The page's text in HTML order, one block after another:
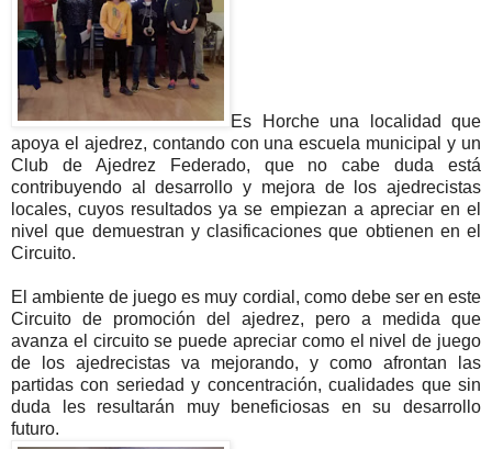
Es Horche una localidad que
apoya el ajedrez, contando con una escuela municipal y un
Club de Ajedrez Federado, que no cabe duda está
contribuyendo al desarrollo y mejora de los ajedrecistas
locales, cuyos resultados ya se empiezan a apreciar en el
nivel que demuestran y clasificaciones que obtienen en el
Circuito.
El ambiente de juego es muy cordial, como debe ser en este
Circuito de promoción del ajedrez, pero a medida que
avanza el circuito se puede apreciar como el nivel de juego
de los ajedrecistas va mejorando, y como afrontan las
partidas con seriedad y concentración, cualidades que sin
duda les resultarán muy beneficiosas en su desarrollo
futuro.